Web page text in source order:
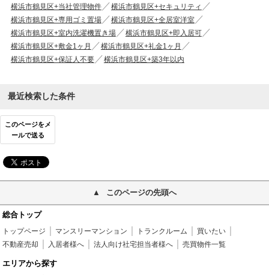
横浜市鶴見区+当社管理物件
横浜市鶴見区+セキュリティ
横浜市鶴見区+専用ゴミ置場
横浜市鶴見区+全居室洋室
横浜市鶴見区+室内洗濯機置き場
横浜市鶴見区+即入居可
横浜市鶴見区+敷金1ヶ月
横浜市鶴見区+礼金1ヶ月
横浜市鶴見区+保証人不要
横浜市鶴見区+築3年以内
最近検索した条件
このページをメ
ールで送る
このページの先頭へ
総合トップ
トップページ マンスリーマンション トランクルーム
買いたい
不動産売却
入居者様へ 法人向け社宅担当者様へ 売買物件一覧
エリアから探す